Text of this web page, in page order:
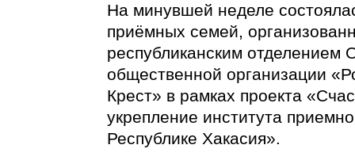
На минувшей неделе
приёмных семей,
республиканским отделением
общественной организации
Крест» в рамках проекта
укрепление института
Республике Хакасия».